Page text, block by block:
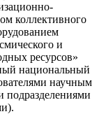
коллективного
и
ресурсов»
национальный
научным
подразделениями